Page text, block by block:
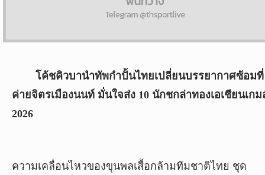
โค้ชคิวบานำทัพกำปั้นไทยเปลี่ยนบรรยากาศซ้อมที่
ค่ายจิตรเมืองนนท์ มั่นใจส่ง 10 นักชกล่าทองเอเชียนเกม
2026
ความเคลื่อนไหวของขุนพลเสื้อกล้ามทีมชาติไทย ชุด
24
2026
Sport,